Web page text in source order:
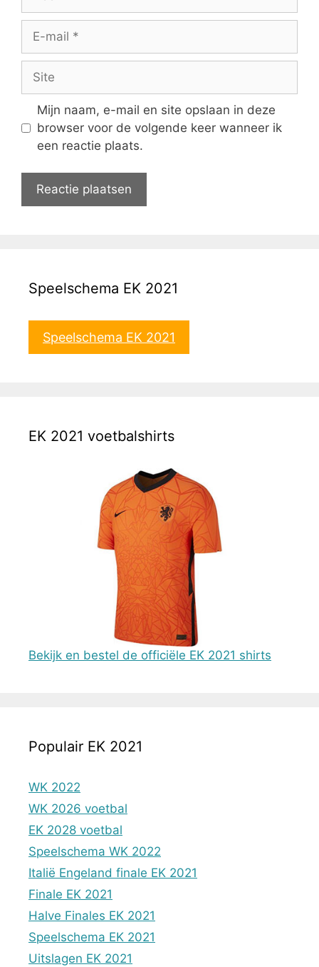
mail
Mijn naam, e-mail en site opslaan in deze
browser voor de volgende keer wanneer ik
een reactie plaats.
Speelschema EK 2021
Speelschema EK 2021
EK 2021 voetbalshirts
Bekijk en bestel de officiële EK 2021 shirts
Populair EK 2021
WK 2022
WK 2026 voetbal
EK 2028 voetbal
Speelschema WK 2022
Italië Engeland finale EK 2021
Finale EK 2021
Halve Finales EK 2021
Speelschema EK 2021
Uitslagen EK 2021